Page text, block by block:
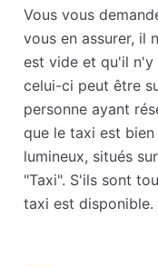
Vous vous
vous en assurer, il
est vide et qu'il n'y
celui-ci peut être
personne ayant
que le taxi est
lumineux, situés
"Taxi". S'ils sont
taxi est disponible.